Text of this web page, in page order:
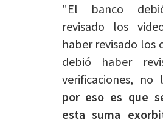
"El banco
revisado los
haber revisado los
debió haber
verificaciones,
por eso es que
esta suma